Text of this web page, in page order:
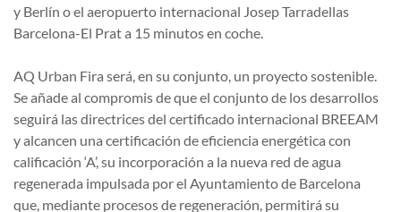
y Berlín o el aeropuerto internacional Josep Tarradellas
Barcelona-El Prat a 15 minutos en coche.
AQ Urban Fira será, en su conjunto, un proyecto sostenible.
Se añade al compromis de que el conjunto de los desarrollos
seguirá las directrices del certificado internacional BREEAM
y alcancen una certificación de eficiencia energética con
calificación ‘A’, su incorporación a la nueva red de agua
regenerada impulsada por el Ayuntamiento de Barcelona
que, mediante procesos de regeneración, permitirá su